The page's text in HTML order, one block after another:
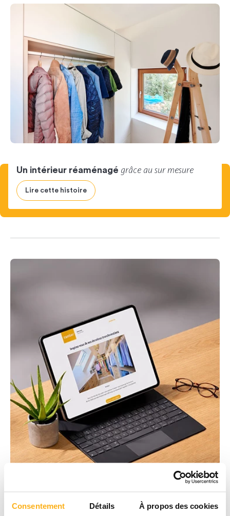
Consentement Détails À propos des cookies
Un intérieur réaménagé grâce au sur mesure
Lire cette histoire